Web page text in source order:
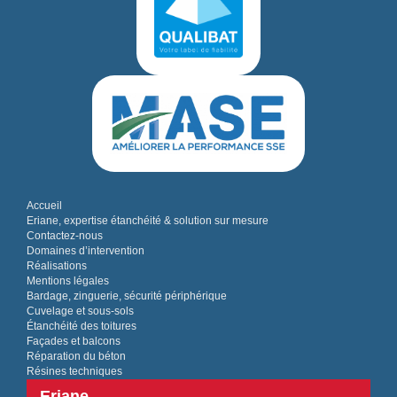
Accueil
Eriane, expertise étanchéité & solution sur mesure
Contactez-nous
Domaines d’intervention
Réalisations
Mentions légales
Bardage, zinguerie, sécurité périphérique
Cuvelage et sous-sols
Étanchéité des toitures
Façades et balcons
Réparation du béton
Résines techniques